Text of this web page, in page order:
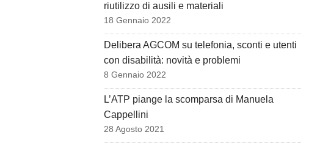
riutilizzo di ausili e materiali
18 Gennaio 2022
Delibera AGCOM su telefonia, sconti e utenti
con disabilità: novità e problemi
8 Gennaio 2022
L’ATP piange la scomparsa di Manuela
Cappellini
28 Agosto 2021